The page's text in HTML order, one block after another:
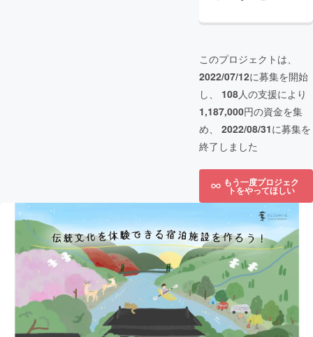
このプロジェクトは、
2022/07/12に募集を開始
し、 108人の支援により
1,187,000円の資金を集
め、 2022/08/31に募集を
終了しました
もう一度プロジェク
トをやってほしい